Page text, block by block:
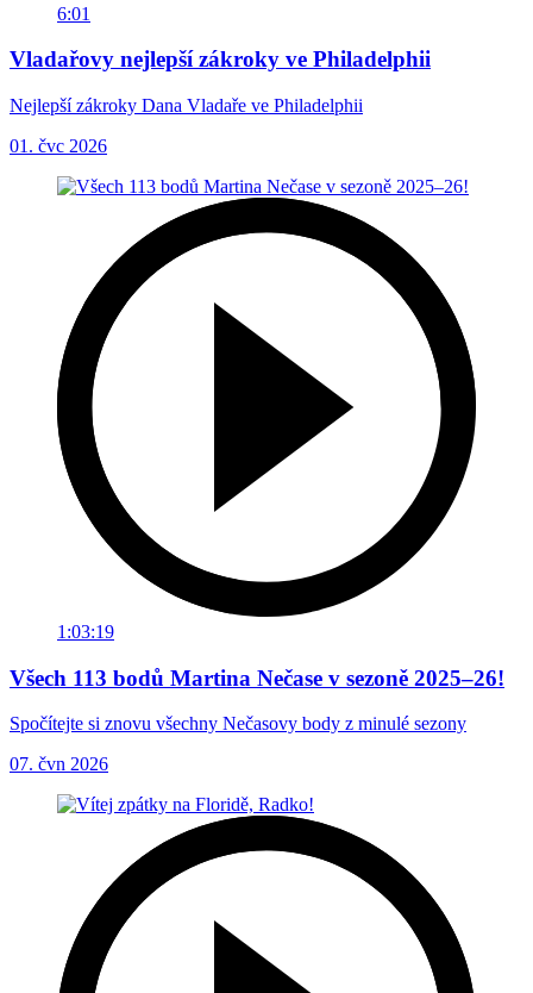
6:01
Vladařovy nejlepší zákroky ve Philadelphii
Nejlepší zákroky Dana Vladaře ve Philadelphii
01. čvc 2026
1:03:19
Všech 113 bodů Martina Nečase v sezoně 2025–26!
Spočítejte si znovu všechny Nečasovy body z minulé sezony
07. čvn 2026